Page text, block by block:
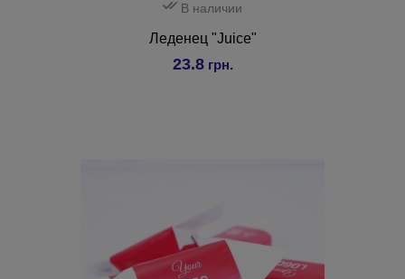
В наличии
Леденец "Juice"
23.8грн.